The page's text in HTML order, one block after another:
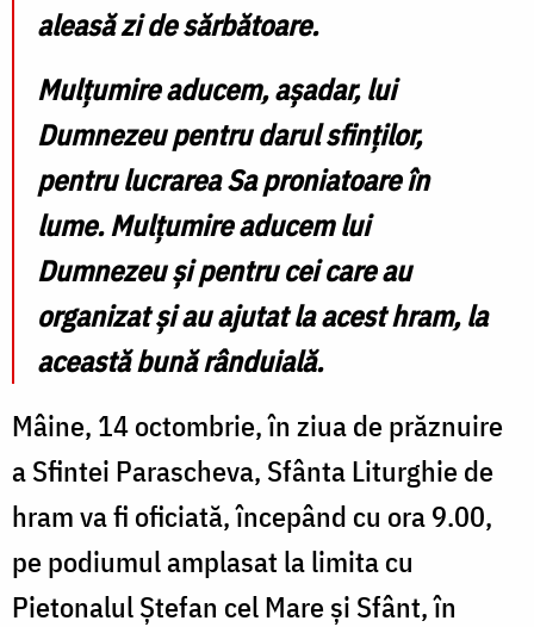
aleasă zi de sărbătoare.
Mulțumire aducem, așadar, lui
Dumnezeu pentru darul sfinților,
pentru lucrarea Sa proniatoare în
lume. Mulțumire aducem lui
Dumnezeu și pentru cei care au
organizat și au ajutat la acest hram, la
această bună rânduială.
Mâine, 14 octombrie, în ziua de prăznuire
a Sfintei Parascheva, Sfânta Liturghie de
hram va fi oficiată, începând cu ora 9.00,
pe podiumul amplasat la limita cu
Pietonalul Ștefan cel Mare și Sfânt, în